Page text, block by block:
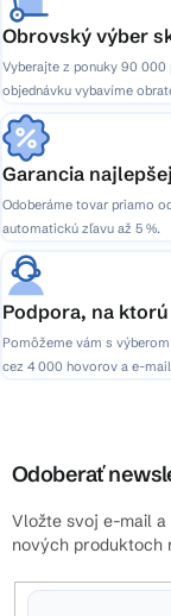
Obrovský výber
Vyberajte z ponuky 90
objednávku vybavíme
Garancia
Odoberáme tovar priamo
automatickú zľavu až 5 %.
Podpora, na
Pomôžeme vám s
cez 4 000 hovorov a e-
Odoberať
Vložte svoj e-mail a
nových produktoch